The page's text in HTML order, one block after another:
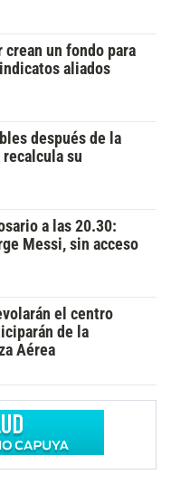
un fondo para
aliados
después de la
su
a las 20.30:
Messi, sin acceso
el centro
de la
Aérea